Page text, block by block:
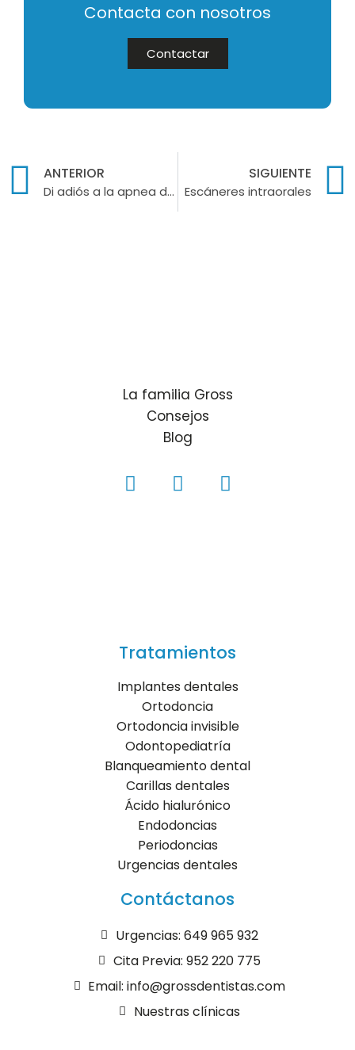
Contacta con nosotros
Contactar
ANTERIOR
Di adiós a la apnea del sueño y los ronquidos
SIGUIENTE
Escáneres intraorales
La familia Gross
Consejos
Blog
Tratamientos
Implantes dentales
Ortodoncia
Ortodoncia invisible
Odontopediatría
Blanqueamiento dental
Carillas dentales
Ácido hialurónico
Endodoncias
Periodoncias
Urgencias dentales
Contáctanos
Urgencias: 649 965 932
Cita Previa: 952 220 775
Email: info@grossdentistas.com
Nuestras clínicas